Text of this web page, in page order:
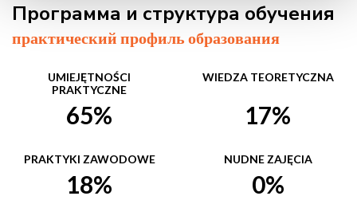
Программа и структура обучения
практический профиль образования
UMIEJĘTNOŚCI
PRAKTYCZNE
65%
WIEDZA TEORETYCZNA
17%
PRAKTYKI ZAWODOWE
18%
NUDNE ZAJĘCIA
0%